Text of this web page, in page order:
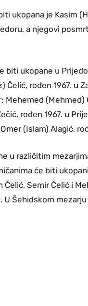
ukopana je Kasim
a njegovi
biti ukopane u
Čelić, rođen 1967. u
Mehemed
rođen 1967. u
(Islam) Alagić,
u različitim
će biti
Čelić, Semir Čelić i
U Šehidskom